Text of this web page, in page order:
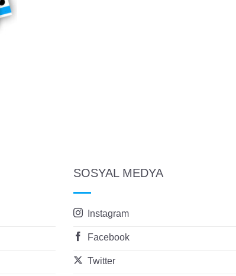
SOSYAL MEDYA
Instagram
Facebook
Twitter